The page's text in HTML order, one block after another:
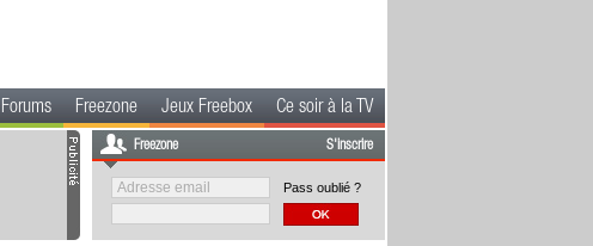
Forums Freezone Jeux Freebox Ce soir à la TV
Freezone S'inscrire
Pass oublié ?